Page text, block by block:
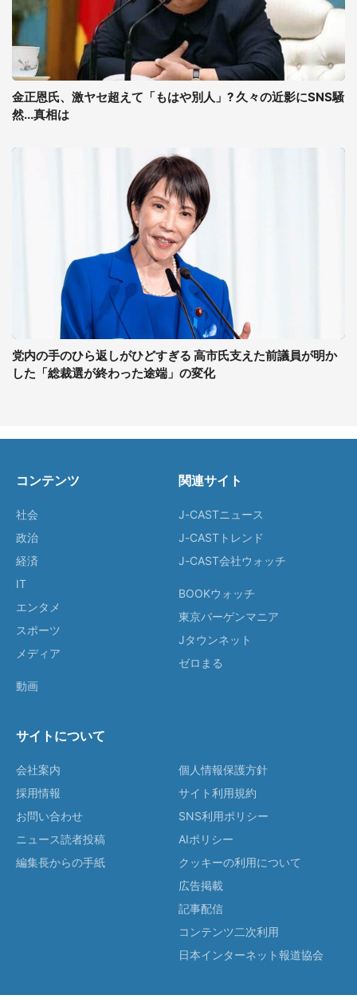
金正恩氏、激ヤセ超えて「もはや別人」? 久々の近影にSNS騒
然...真相は
党内の手のひら返しがひどすぎる 高市氏支えた前議員が明か
した「総裁選が終わった途端」の変化
コンテンツ
社会
政治
経済
IT
エンタメ
スポーツ
メディア
動画
関連サイト
J-CASTニュース
J-CASTトレンド
J-CAST会社ウォッチ
BOOKウォッチ
東京バーゲンマニア
Jタウンネット
ゼロまる
サイトについて
会社案内
採用情報
お問い合わせ
ニュース読者投稿
編集長からの手紙
個人情報保護方針
サイト利用規約
SNS利用ポリシー
AIポリシー
クッキーの利用について
広告掲載
記事配信
コンテンツ二次利用
日本インターネット報道協会